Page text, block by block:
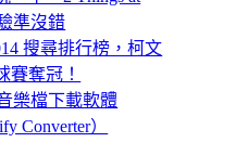
準沒錯
搜尋排行榜，柯文
賽奪冠！
樂檔下載軟體
Converter）